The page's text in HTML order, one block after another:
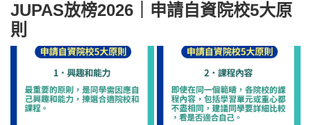
JUPAS放榜2026｜申請自資院校5大原
則